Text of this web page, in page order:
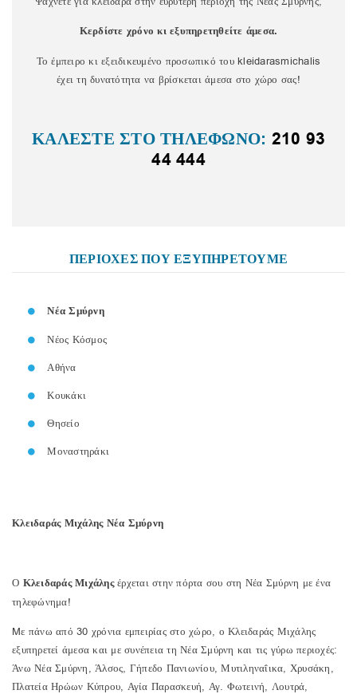
Κερδίστε χρόνο κι εξυπηρετηθείτε άμεσα.
Το έμπειρο κι εξειδικευμένο προσωπικό του kleidarasmichalis
έχει τη δυνατότητα να βρίσκεται άμεσα στο χώρο σας!
ΚΑΛΕΣΤΕ ΣΤΟ ΤΗΛΕΦΩΝΟ: 210 93
44 444
ΠΕΡΙΟΧΕΣ ΠΟΥ ΕΞΥΠΗΡΕΤΟΥΜΕ
Νέα Σμύρνη
Νέος Κόσμος
Αθήνα
Κουκάκι
Θησείο
Μοναστηράκι
Κλειδαράς Μιχάλης Νέα Σμύρνη
Ο Κλειδαράς Μιχάληςέρχεται στην πόρτα σου στη Νέα Σμύρνη με ένα
τηλεφώνημα!
Mε πάνω από 30 χρόνια εμπειρίας στο χώρο, ο Κλειδαράς Μιχάλης
εξυπηρετεί άμεσα και με συνέπεια τη Νέα Σμύρνη και τις γύρω περιοχές:
Άνω Νέα Σμύρνη, Άλσος, Γήπεδο Πανιωνίου, Μυτιληναΐικα, Χρυσάκη,
Πλατεία Ηρώων Κύπρου, Αγία Παρασκευή, Αγ. Φωτεινή, Λουτρά,